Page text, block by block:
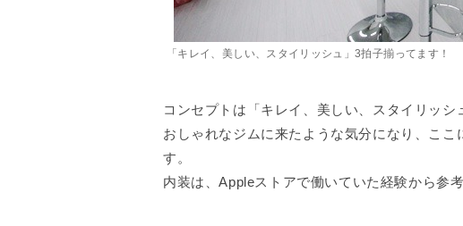
「キレイ、美しい、スタイリッシュ」3拍子揃ってます！
コンセプトは「キレイ、美しい、スタイリッ
おしゃれなジムに来たような気分になり、こ
す。
内装は、Appleストアで働いていた経験から参